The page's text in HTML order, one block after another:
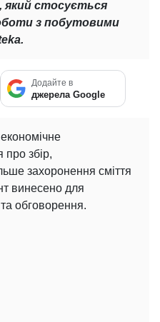
який стосується
з побутовими
Додайте в
джерела Google
про збір,
захоронення сміття
винесено для
обговорення.